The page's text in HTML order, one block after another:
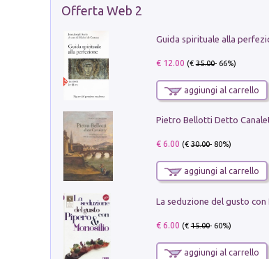
Offerta Web 2
Guida spirituale alla
€ 12.00 (€35.00- 66%)
aggiungi al carrello
€ 6.00 (€30.00- 80%)
aggiungi al carrello
€ 6.00 (€15.00- 60%)
aggiungi al carrello